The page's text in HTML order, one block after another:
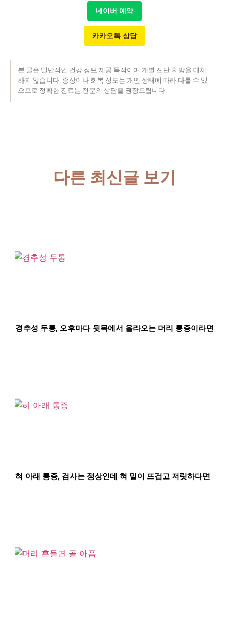
네이버 예약
카카오톡 상담
본 글은 일반적인 건강 정보 제공 목적이며 개별 진단·처방을 대체
하지 않습니다. 증상이나 회복 정도는 개인 상태에 따라 다를 수 있
으므로 정확한 진료는 전문의 상담을 권장드립니다.
다른 최신글 보기
경추성 두통, 오후마다 뒷목에서 올라오는 머리 통증이라면
혀 아래 통증, 검사는 정상인데 혀 밑이 뜨겁고 저릿하다면